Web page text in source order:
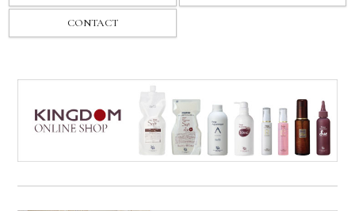
CONTACT